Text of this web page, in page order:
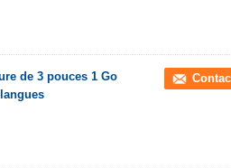
de 3 pouces 1 Go